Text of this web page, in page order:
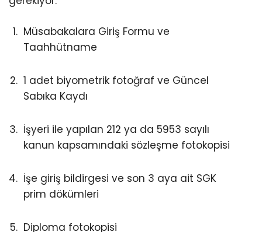
Müsabakalara Giriş Formu ve
Taahhütname
1 adet biyometrik fotoğraf ve Güncel
Sabıka Kaydı
İşyeri ile yapılan 212 ya da 5953 sayılı
kanun kapsamındaki sözleşme fotokopisi
İşe giriş bildirgesi ve son 3 aya ait SGK
prim dökümleri
Diploma fotokopisi